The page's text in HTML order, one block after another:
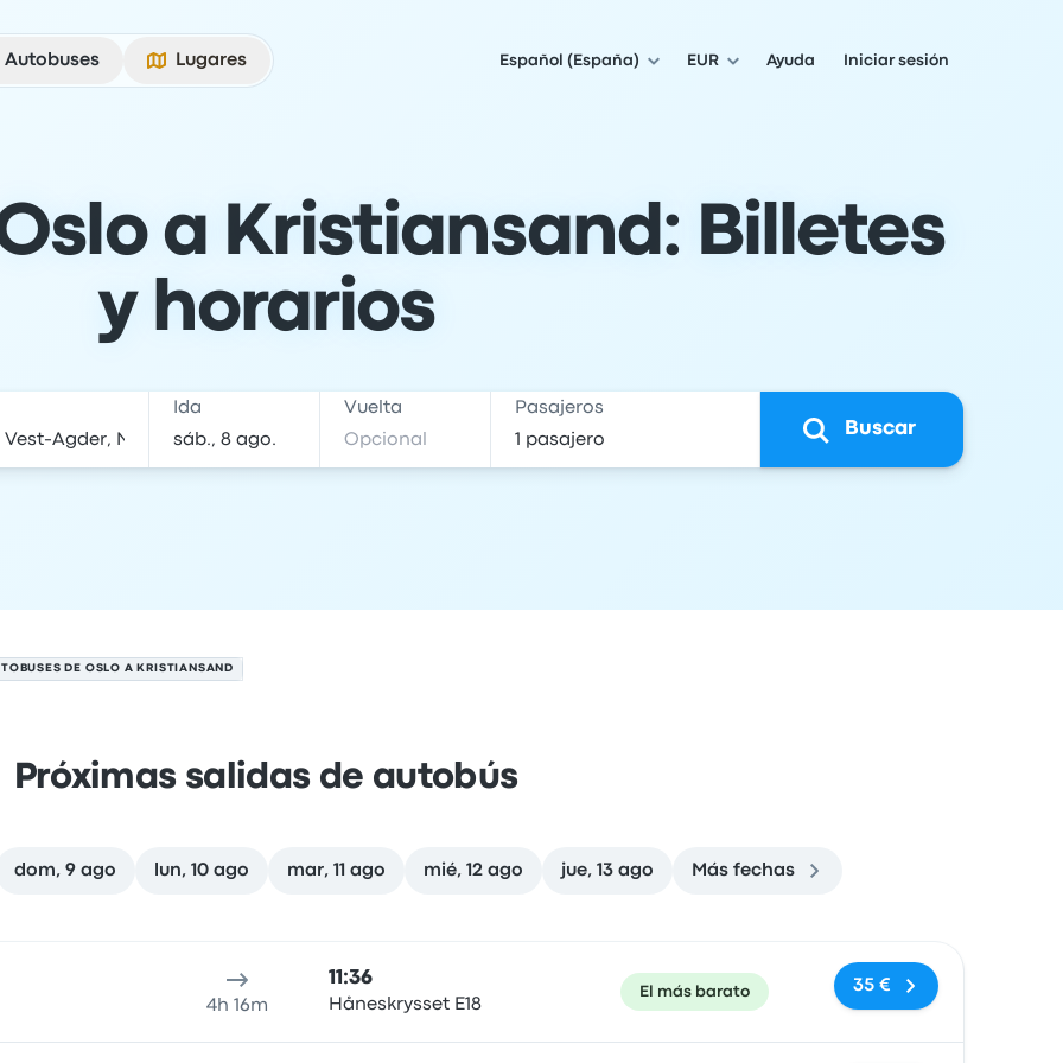
Autobuses
Lugares Español (España) EUR Ayuda Iniciar sesión
a Kristiansand: Billetes
y horarios
Ida Vuelta Pasajeros
Buscar
DE OSLO A KRISTIANSAND
Próximas salidas de autobús
dom, 9 ago lun, 10 ago mar, 11 ago mié, 12 ago jue, 13 ago Más fechas
4h 16m
11:36
Håneskrysset E18
El más barato 35 €